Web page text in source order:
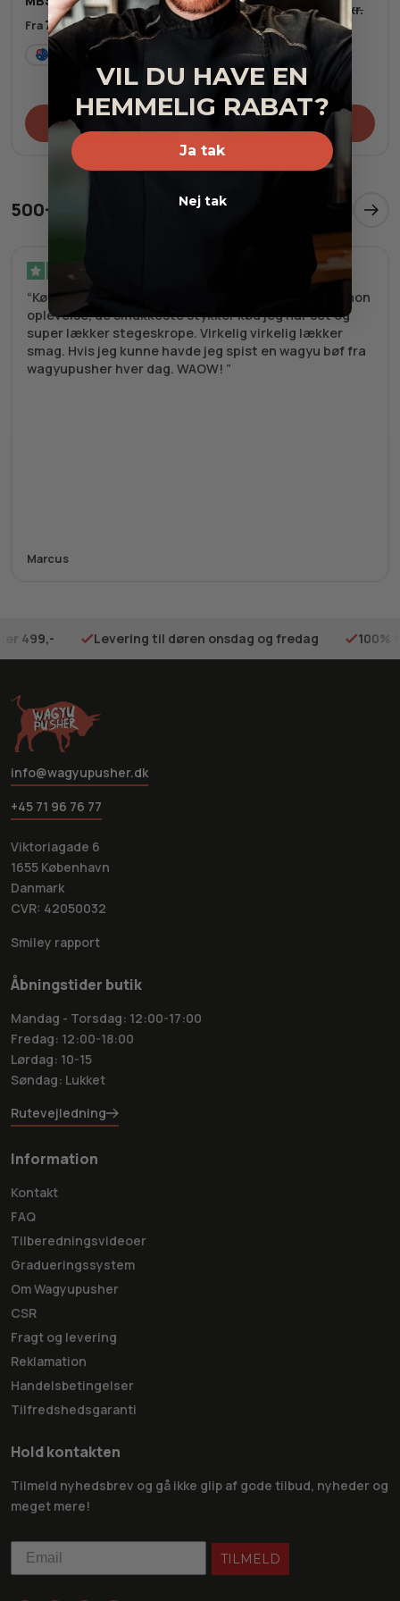
Fra729,00kr.
Tilføj til kurv
1.095,00kr.1.192,00 kr.
2-3
Tilføj til kurv
500+ tilfredse kunder
Købte en value box, wagyu stegefedt og glace. Kanon
oplevelse, de smukkeste stykker kød jeg har set og
super lækker stegeskrope. Virkelig virkelig lækker
smag. Hvis jeg kunne havde jeg spist en wagyu bøf fra
wagyupusher hver dag. WAOW!
Marcus
499,- Levering til døren onsdag og fredag 100%
info@wagyupusher.dk
+45 71 96 76 77
Viktoriagade 6
1655 København
Danmark
CVR: 42050032
Smiley rapport
Åbningstider butik
Mandag - Torsdag: 12:00-17:00
Fredag: 12:00-18:00
Lørdag: 10-15
Søndag: Lukket
Rutevejledning
Information
Kontakt
FAQ
Tilberedningsvideoer
Gradueringssystem
Om Wagyupusher
CSR
Fragt og levering
Reklamation
Handelsbetingelser
Tilfredshedsgaranti
Hold kontakten
Tilmeld nyhedsbrev og gå ikke glip af gode tilbud, nyheder og
meget mere!
TILMELD
VIL DU HAVE EN
HEMMELIG RABAT?
Ja tak
Nej tak